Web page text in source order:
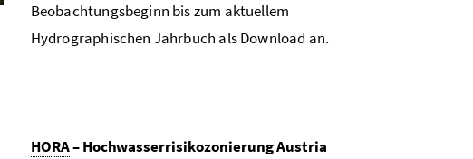
Beobachtungsbeginn bis zum aktuellem
Hydrographischen Jahrbuch als Download an.
HORA– Hochwasserrisikozonierung Austria